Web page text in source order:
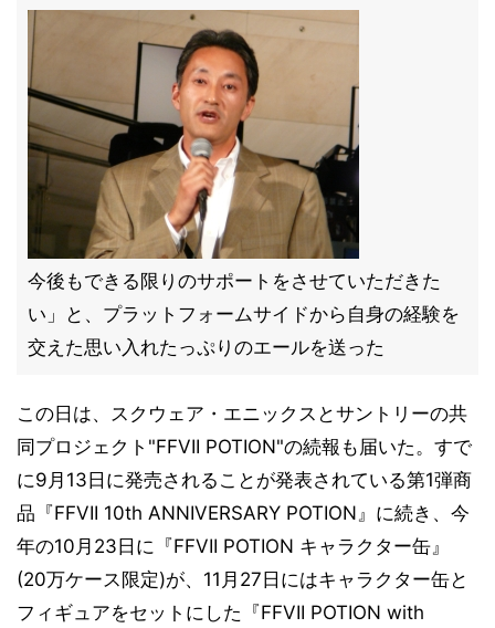
今後もできる限りのサポートをさせていただきた
い」と、プラットフォームサイドから自身の経験を
交えた思い入れたっぷりのエールを送った
この日は、スクウェア・エニックスとサントリーの共
同プロジェクト"FFVII POTION"の続報も届いた。すで
に9月13日に発売されることが発表されている第1弾商
品『FFVII 10th ANNIVERSARY POTION』に続き、今
年の10月23日に『FFVII POTION キャラクター缶』
(20万ケース限定)が、11月27日にはキャラクター缶と
フィギュアをセットにした『FFVII POTION with